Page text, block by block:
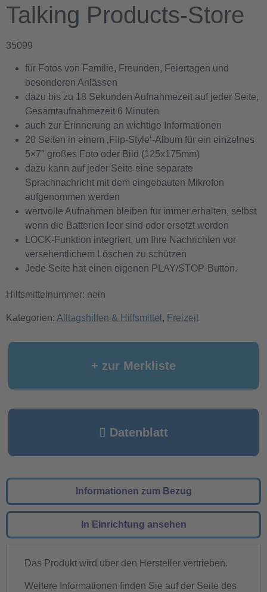
Talking Products-Store
35099
für Fotos von Familie, Freunden, Feiertagen und
besonderen Anlässen
dazu bis zu 18 Sekunden Aufnahmezeit auf jeder Seite,
Gesamtaufnahmezeit 6 Minuten
auch zur Erinnerung an wichtige Informationen
20 Seiten in einem ‚Flip-Style‘-Album für ein einzelnes
5×7″ großes Foto oder Bild (125x175mm)
dazu kann auf jeder Seite eine separate
Sprachnachricht mit dem eingebauten Mikrofon
aufgenommen werden
wertvolle Aufnahmen bleiben für immer erhalten, selbst
wenn die Batterien leer sind oder ersetzt werden
LOCK-Funktion integriert, um Ihre Nachrichten vor
versehentlichem Löschen zu schützen
Jede Seite hat einen eigenen PLAY/STOP-Button.
Hilfsmittelnummer: nein
Kategorien: Alltagshilfen & Hilfsmittel , Freizeit
+ zur Merkliste
Datenblatt
Informationen zum Bezug
In Einrichtung ansehen
Das Produkt wird über den Hersteller vertrieben.
Weitere Informationen finden Sie auf der Seite des